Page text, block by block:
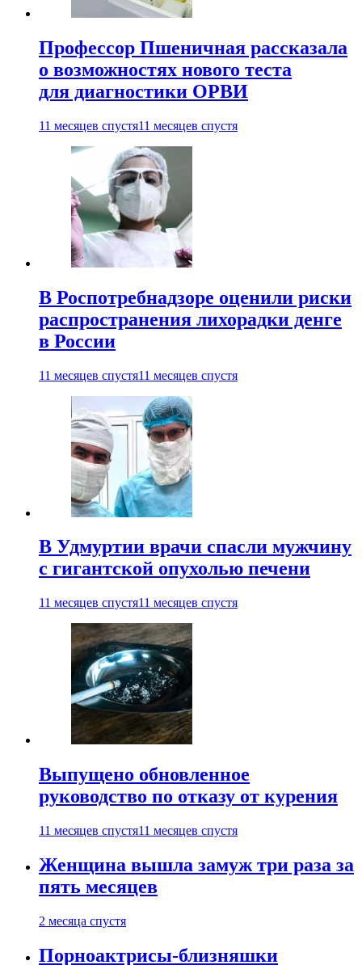
Профессор Пшеничная рассказала
о возможностях нового теста
для диагностики ОРВИ
11 месяцев спустя11 месяцев спустя
В Роспотребнадзоре оценили риски
распространения лихорадки денге
в России
11 месяцев спустя11 месяцев спустя
В Удмуртии врачи спасли мужчину
с гигантской опухолью печени
11 месяцев спустя11 месяцев спустя
Выпущено обновленное
руководство по отказу от курения
11 месяцев спустя11 месяцев спустя
Женщина вышла замуж три раза за
пять месяцев
2 месяца спустя
Порноактрисы-близняшки